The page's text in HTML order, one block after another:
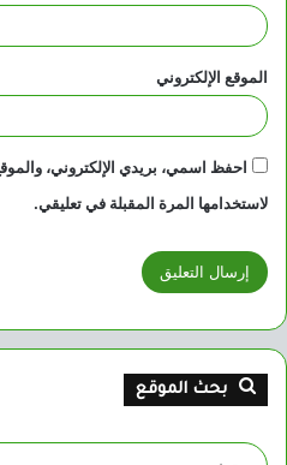
الموقع الإلكتروني
احفظ اسمي، بريدي الإلكتروني،
لاستخدامها المرة المقبلة في تعليقي.
بحث الموقع